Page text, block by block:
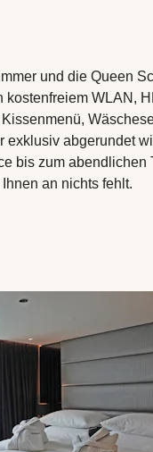
und die Queen
kostenfreiem WLAN,
exklusiv abgerundet
bis zum abendlichen
an nichts fehlt.